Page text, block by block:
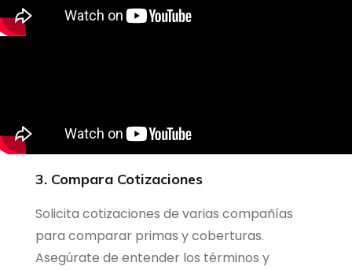
3. Compara Cotizaciones
Solicita cotizaciones de varias compañías
para comparar primas y coberturas.
Asegúrate de entender los términos y